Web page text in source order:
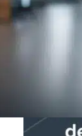
INICIO ÚLTIMAS